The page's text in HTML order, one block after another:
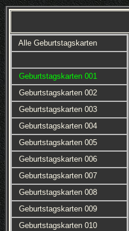
Alle Geburtstagskarten
Geburtstagskarten 001
Geburtstagskarten 002
Geburtstagskarten 003
Geburtstagskarten 004
Geburtstagskarten 005
Geburtstagskarten 006
Geburtstagskarten 007
Geburtstagskarten 008
Geburtstagskarten 009
Geburtstagskarten 010